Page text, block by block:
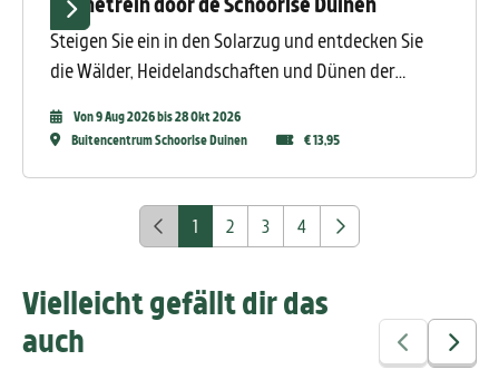
Steigen Sie ein in den Solarzug und entdecken Sie
die Wälder, Heidelandschaften und Dünen der
schönsten Plätze und Aussichtspunkte. Ideal für alle,
Umwelt: Der Solarzug fährt teilweise mit
Solarenergie!
Von 9 Aug 2026 bis 28 Okt 2026
Buitencentrum Schoorlse Duinen
€ 13,95
1 2 3 4
Vielleicht gefällt dir das
auch